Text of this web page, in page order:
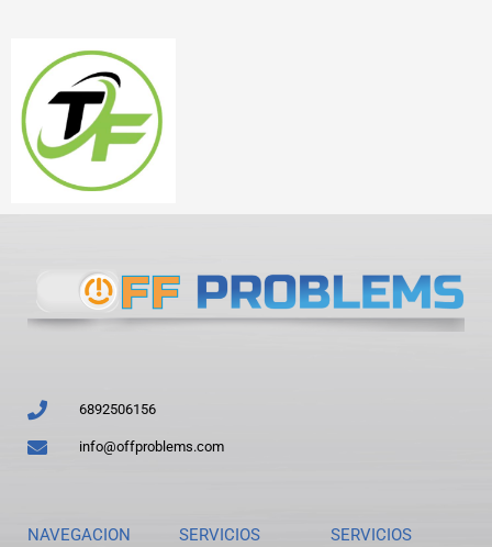
6892506156
info@offproblems.com
NAVEGACION SERVICIOS SERVICIOS